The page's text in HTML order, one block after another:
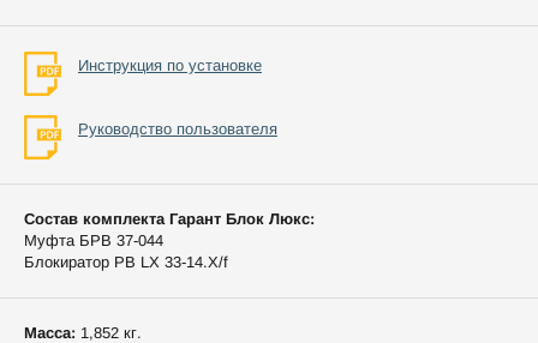
Инструкция по установке
Руководство пользователя
Состав комплекта Гарант Блок Люкс:
Муфта БРВ 37-044
Блокиратор РВ LX 33-14.X/f
Масса: 1,852 кг.